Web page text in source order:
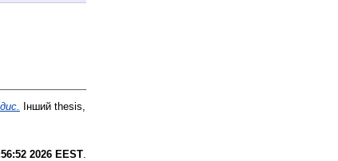
Інший thesis,
2026 EEST